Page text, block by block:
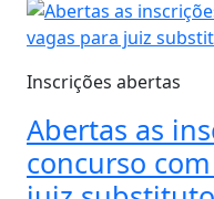
Inscrições abertas
Abertas as
concurso